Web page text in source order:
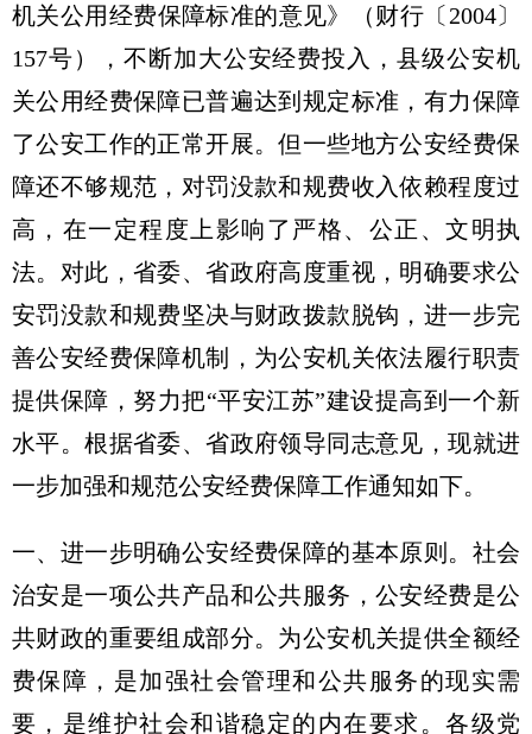
机关公用经费保障标准的意见》（财行〔2004〕
157号），不断加大公安经费投入，县级公安机
关公用经费保障已普遍达到规定标准，有力保障
了公安工作的正常开展。但一些地方公安经费保
障还不够规范，对罚没款和规费收入依赖程度过
高，在一定程度上影响了严格、公正、文明执
法。对此，省委、省政府高度重视，明确要求公
安罚没款和规费坚决与财政拨款脱钩，进一步完
善公安经费保障机制，为公安机关依法履行职责
提供保障，努力把“平安江苏”建设提高到一个新
水平。根据省委、省政府领导同志意见，现就进
一步加强和规范公安经费保障工作通知如下。
一、进一步明确公安经费保障的基本原则。社会
治安是一项公共产品和公共服务，公安经费是公
共财政的重要组成部分。为公安机关提供全额经
费保障，是加强社会管理和公共服务的现实需
要，是维护社会和谐稳定的内在要求。各级党